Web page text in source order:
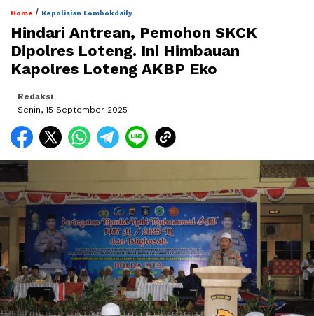
Home / Kepolisian Lombokdaily
Hindari Antrean, Pemohon SKCK
Dipolres Loteng. Ini Himbauan
Kapolres Loteng AKBP Eko
Redaksi
Senin, 15 September 2025